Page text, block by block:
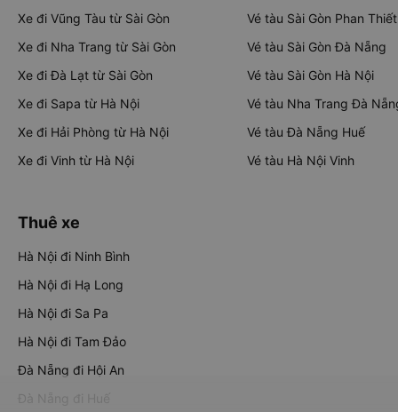
Xe đi Vũng Tàu từ Sài Gòn
Xe đi Nha Trang từ Sài Gòn
Xe đi Đà Lạt từ Sài Gòn
Xe đi Sapa từ Hà Nội
Xe đi Hải Phòng từ Hà Nội
Xe đi Vinh từ Hà Nội
Vé tàu Sài Gòn Phan Thiết
Vé tàu Sài Gòn Đà Nẵng
Vé tàu Sài Gòn Hà Nội
Vé tàu Nha Trang Đà
Vé tàu Đà Nẵng Huế
Vé tàu Hà Nội Vinh
Thuê xe
Hà Nội đi Ninh Bình
Hà Nội đi Hạ Long
Hà Nội đi Sa Pa
Hà Nội đi Tam Đảo
Đà Nẵng đi Hội An
Đà Nẵng đi Huế